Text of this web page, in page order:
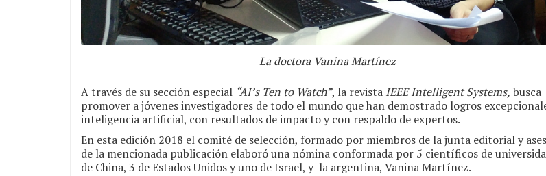
La doctora Vanina Martínez
A través de su sección especial “AI’s Ten to Watch”, la revista IEEE Intelligent Systems, busca
promover a jóvenes investigadores de todo el mundo que han demostrado logros
inteligencia artificial, con resultados de impacto y con respaldo de expertos.
En esta edición 2018 el comité de selección, formado por miembros de la junta editorial y
de la mencionada publicación elaboró una nómina conformada por 5 científicos de
de China, 3 de Estados Unidos y uno de Israel, y la argentina, Vanina Martínez.